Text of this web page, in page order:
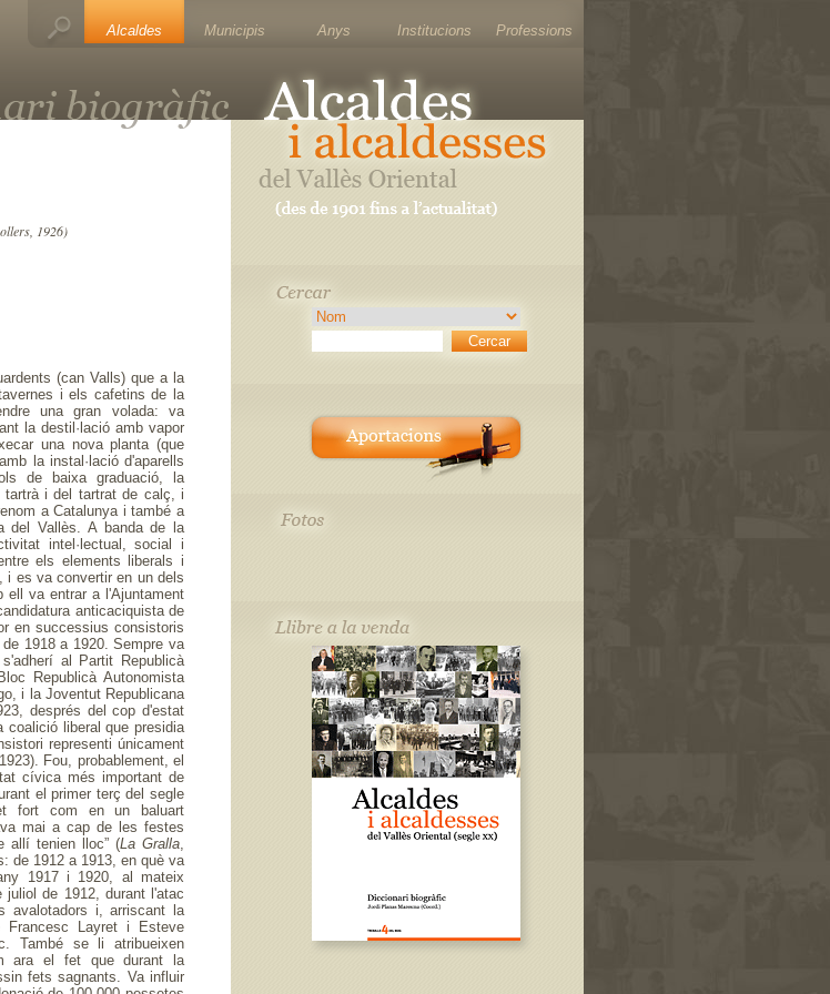
Professions
Institucions
Anys
Municipis
Alcaldes
1926)
(can Valls) que a la
i els cafetins de la
una gran volada: va
la destil·lació amb vapor
una nova planta (que
la instal·lació d'aparells
de baixa graduació, la
i del tartrat de calç, i
a Catalunya i també a
del Vallès. A banda de la
intel·lectual, social i
els elements liberals i
i es va convertir en un dels
ell va entrar a l'Ajuntament
anticaciquista de
en successius consistoris
1918 a 1920. Sempre va
al Partit Republicà
Republicà Autonomista
i la Joventut Republicana
després del cop d'estat
coalició liberal que presidia
representi únicament
Fou, probablement, el
cívica més important de
el primer terç del segle
fort com en un baluart
mai a cap de les festes
allí tenien lloc” (La Gralla,
de 1912 a 1913, en què va
1917 i 1920, al mateix
de 1912, durant l'atac
avalotadors i, arriscant la
Layret i Esteve
També se li atribueixen
ara el fet que durant la
fets sagnants. Va influir